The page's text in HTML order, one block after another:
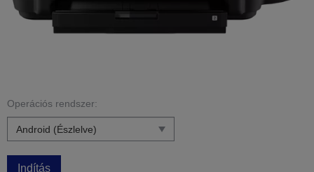
Operációs rendszer:
Indítás